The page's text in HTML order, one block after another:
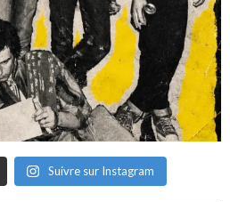
Suivre sur Instagram